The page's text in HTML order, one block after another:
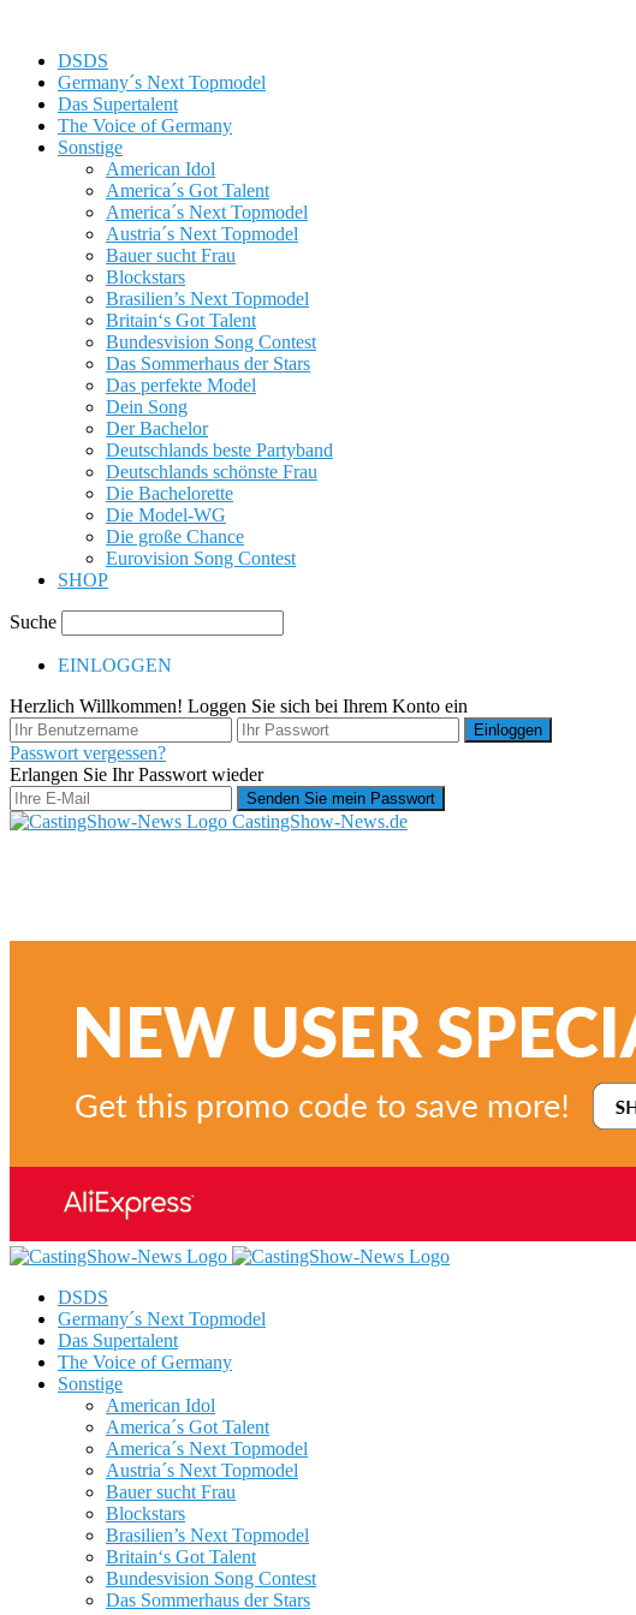
DSDS
Germany´s Next Topmodel
Das Supertalent
The Voice of Germany
Sonstige
American Idol
America´s Got Talent
America´s Next Topmodel
Austria´s Next Topmodel
Bauer sucht Frau
Blockstars
Brasilien’s Next Topmodel
Britain‘s Got Talent
Bundesvision Song Contest
Das Sommerhaus der Stars
Das perfekte Model
Dein Song
Der Bachelor
Deutschlands beste Partyband
Deutschlands schönste Frau
Die Bachelorette
Die Model-WG
Die große Chance
Eurovision Song Contest
SHOP
Suche
EINLOGGEN
Herzlich Willkommen! Loggen Sie sich bei Ihrem Konto ein
Passwort vergessen?
Erlangen Sie Ihr Passwort wieder
CastingShow-News.de
DSDS
Germany´s Next Topmodel
Das Supertalent
The Voice of Germany
Sonstige
American Idol
America´s Got Talent
America´s Next Topmodel
Austria´s Next Topmodel
Bauer sucht Frau
Blockstars
Brasilien’s Next Topmodel
Britain‘s Got Talent
Bundesvision Song Contest
Das Sommerhaus der Stars